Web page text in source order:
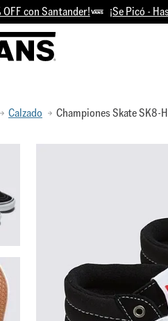
Santander! ¡Se Picó - Hasta 50%
Calzado Championes Skate SK8-